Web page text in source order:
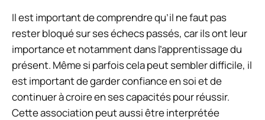
Il est important de comprendre qu’il ne faut pas
rester bloqué sur ses échecs passés, car ils ont leur
importance et notamment dans l’apprentissage du
présent. Même si parfois cela peut sembler difficile, il
est important de garder confiance en soi et de
continuer à croire en ses capacités pour réussir.
Cette association peut aussi être interprétée